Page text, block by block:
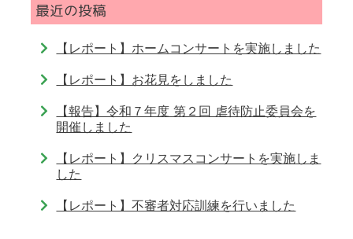
最近の投稿
【レポート】ホームコンサートを実施しました
【レポート】お花見をしました
【報告】令和７年度 第２回 虐待防止委員会を
開催しました
【レポート】クリスマスコンサートを実施しま
した
【レポート】不審者対応訓練を行いました